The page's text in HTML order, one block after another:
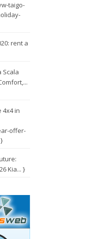
taigo-
rent a
Scala
4x4 in
offer-
Kia... }